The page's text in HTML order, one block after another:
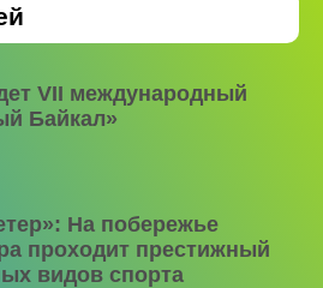
VII международный
Байкал»
На побережье
проходит престижный
видов спорта